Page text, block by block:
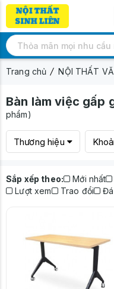
Trang chủ NỘI THẤT
Bàn làm việc gấp
phẩm)
Thương hiệu
Sắp xếp theo: Mới nhất
Lượt xem
Trao đổi